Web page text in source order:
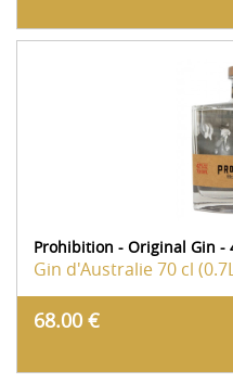
Prohibition - Original Gin -
Gin d'Australie70 cl
68.00 €